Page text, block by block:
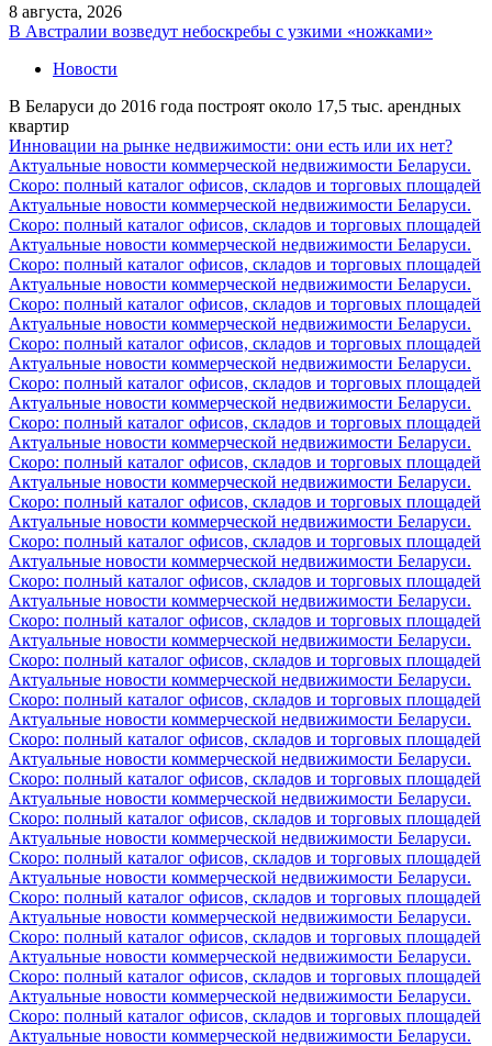
8 августа, 2026
В Австралии возведут небоскребы с узкими «ножками»
Новости
В Беларуси до 2016 года построят около 17,5 тыс. арендных
квартир
Инновации на рынке недвижимости: они есть или их нет?
Актуальные новости коммерческой недвижимости Беларуси.
Скоро: полный каталог офисов, складов и торговых площадей
Актуальные новости коммерческой недвижимости Беларуси.
Скоро: полный каталог офисов, складов и торговых площадей
Актуальные новости коммерческой недвижимости Беларуси.
Скоро: полный каталог офисов, складов и торговых площадей
Актуальные новости коммерческой недвижимости Беларуси.
Скоро: полный каталог офисов, складов и торговых площадей
Актуальные новости коммерческой недвижимости Беларуси.
Скоро: полный каталог офисов, складов и торговых площадей
Актуальные новости коммерческой недвижимости Беларуси.
Скоро: полный каталог офисов, складов и торговых площадей
Актуальные новости коммерческой недвижимости Беларуси.
Скоро: полный каталог офисов, складов и торговых площадей
Актуальные новости коммерческой недвижимости Беларуси.
Скоро: полный каталог офисов, складов и торговых площадей
Актуальные новости коммерческой недвижимости Беларуси.
Скоро: полный каталог офисов, складов и торговых площадей
Актуальные новости коммерческой недвижимости Беларуси.
Скоро: полный каталог офисов, складов и торговых площадей
Актуальные новости коммерческой недвижимости Беларуси.
Скоро: полный каталог офисов, складов и торговых площадей
Актуальные новости коммерческой недвижимости Беларуси.
Скоро: полный каталог офисов, складов и торговых площадей
Актуальные новости коммерческой недвижимости Беларуси.
Скоро: полный каталог офисов, складов и торговых площадей
Актуальные новости коммерческой недвижимости Беларуси.
Скоро: полный каталог офисов, складов и торговых площадей
Актуальные новости коммерческой недвижимости Беларуси.
Скоро: полный каталог офисов, складов и торговых площадей
Актуальные новости коммерческой недвижимости Беларуси.
Скоро: полный каталог офисов, складов и торговых площадей
Актуальные новости коммерческой недвижимости Беларуси.
Скоро: полный каталог офисов, складов и торговых площадей
Актуальные новости коммерческой недвижимости Беларуси.
Скоро: полный каталог офисов, складов и торговых площадей
Актуальные новости коммерческой недвижимости Беларуси.
Скоро: полный каталог офисов, складов и торговых площадей
Актуальные новости коммерческой недвижимости Беларуси.
Скоро: полный каталог офисов, складов и торговых площадей
Актуальные новости коммерческой недвижимости Беларуси.
Скоро: полный каталог офисов, складов и торговых площадей
Актуальные новости коммерческой недвижимости Беларуси.
Скоро: полный каталог офисов, складов и торговых площадей
Актуальные новости коммерческой недвижимости Беларуси.